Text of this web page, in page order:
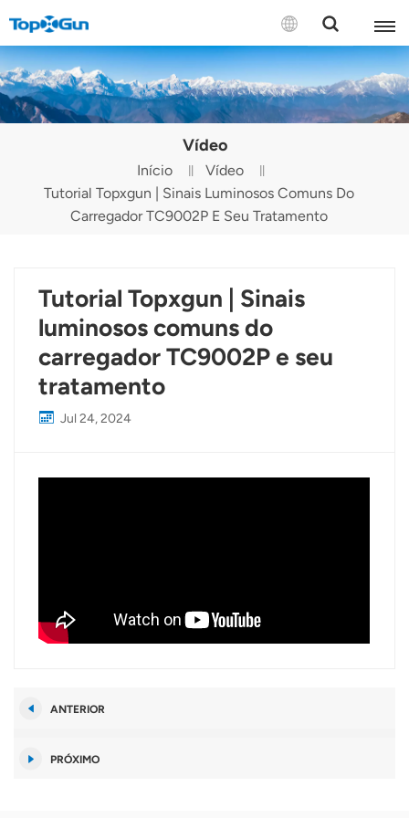
CONTATE-NOS
English
Русский
Türkçe
Tiếng Việt
Vídeo
Início
Vídeo
Tutorial Topxgun | Sinais Luminosos Comuns Do
Carregador TC9002P E Seu Tratamento
Tutorial Topxgun | Sinais
luminosos comuns do
carregador TC9002P e seu
tratamento
Jul 24, 2024
ANTERIOR
PRÓXIMO